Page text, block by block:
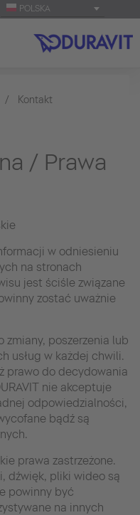
POLSKA
Kontakt
/ Prawa
w odniesieniu
na stronach
jest ściśle związane
zostać uważnie
zmiany, poszerzenia lub
usług w każdej chwili.
prawo do decydowania
nie akceptuje
odpowiedzialności,
bądź są
prawa zastrzeżone.
dźwięk, pliki wideo są
powinny być
na innych